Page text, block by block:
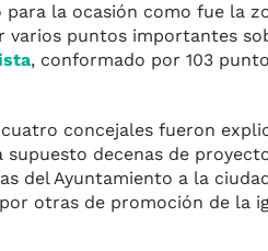
la ocasión como fue la
varios puntos importantes
, conformado por 103
concejales fueron
supuesto decenas de
del Ayuntamiento a la
otras de promoción de la